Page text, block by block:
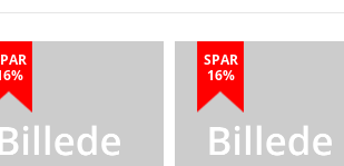
SPAR
16%